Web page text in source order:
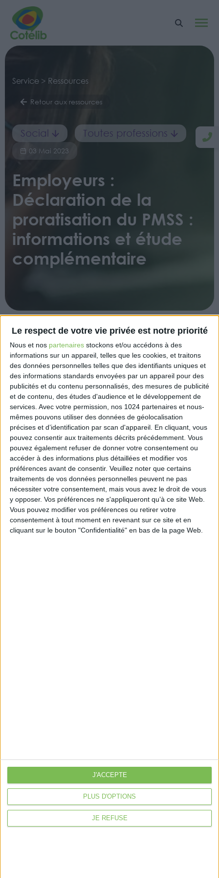
Le respect de votre vie privée est notre priorité
Nous et nos partenaires stockons et/ou accédons à des
informations sur un appareil, telles que les cookies, et traitons
des données personnelles telles que des identifiants uniques et
des informations standards envoyées par un appareil pour des
publicités et du contenu personnalisés, des mesures de publicité
et de contenu, des études d'audience et le développement de
services. Avec votre permission, nos 1024 partenaires et nous-
mêmes pouvons utiliser des données de géolocalisation
précises et d’identification par scan d'appareil. En cliquant, vous
pouvez consentir aux traitements décrits précédemment. Vous
pouvez également refuser de donner votre consentement ou
accéder à des informations plus détaillées et modifier vos
préférences avant de consentir. Veuillez noter que certains
traitements de vos données personnelles peuvent ne pas
nécessiter votre consentement, mais vous avez le droit de vous
y opposer. Vos préférences ne s'appliqueront qu’à ce site Web.
Vous pouvez modifier vos préférences ou retirer votre
consentement à tout moment en revenant sur ce site et en
cliquant sur le bouton "Confidentialité" en bas de la page Web.
PLUS D'OPTIONS
JE REFUSE
J'ACCEPTE
Service > Ressources
Retour aux ressources
Social Toutes professions
03 Mai 2023
Employeurs :
Déclaration de la
proratisation du PMSS :
informations et étude
complémentaire
Le site Net-entreprises.fr précise que suite aux
difficultés rencontrées par les utilisateurs quant à
l’application des consignes relatives à la
proratisation du Plafond Mensuel de la Sécurité
Sociale au 1er juin 2023, afin de garantir l’effectivité
des droits des salariés (selon l’événement
impliquant la proratisation du PMSS : temps partiel
ou forfait jours réduit, entrée/sortie, absences non
rémunérées), la fiche 2621 doit être reprécisée,
avant d’être republiée.
Les échanges sont en cours avec le Ministère
concernant l’application volontaire de la
proratisation du PMSS pour les salariés en temps
partiel ou forfait jour réduit, et les modalités de
renseignement afférent du type « 07 – Plafond de
Sécurité Sociale appliqué » de la rubrique
S21.G00.79.001.
je crée mon activité
libérale
Je gère mon activité
Je sécurise mon activité